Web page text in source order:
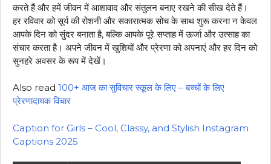
करते हैं और हमें जीवन में आशावाद और संतुलन बनाए रखने की सीख देते हैं।
हर रविवार को सूर्य की रोशनी और सकारात्मक सोच के साथ शुरू करना न केवल
आपके दिन को सुंदर बनाता है, बल्कि आपके पूरे सप्ताह में ऊर्जा और उत्साह का
संचार करता है। अपने जीवन में खुशियों और प्रेरणा को अपनाएं और हर दिन को
सुनहरे अवसर के रूप में देखें।
Also read 100+ आज का सुविचार स्कूल के लिए – बच्चों के लिए
प्रेरणादायक विचार
Caption for Girls – Cool, Classy, and Stylish Instagram
Captions 2025